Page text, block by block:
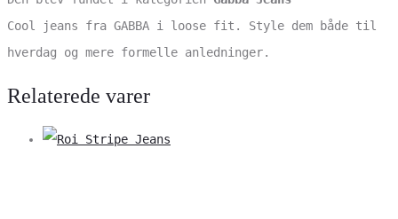
Cool jeans fra GABBA i loose fit. Style dem både til
hverdag og mere formelle anledninger.
Relaterede varer